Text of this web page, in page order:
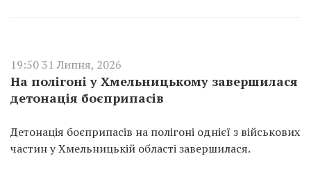
19:50 31 Липня, 2026
На полігоні у Хмельницькому завершилася
детонація боєприпасів
Детонація боєприпасів на полігоні однієї з військових
частин у Хмельницькій області завершилася.